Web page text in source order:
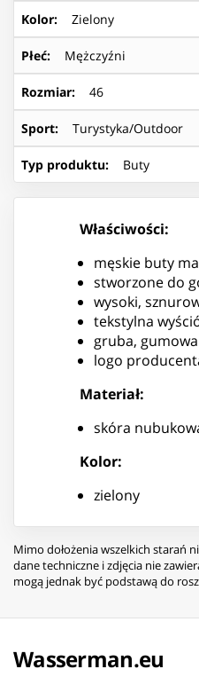
Kolor: Zielony
Płeć: Mężczyźni
Rozmiar: 46
Sport: Turystyka/Outdoor
Typ produktu: Buty
Właściwości:
męskie buty
stworzone do
wysoki,
tekstylna
gruba,
logo
Materiał:
skóra
Kolor:
zielony
Mimo dołożenia wszelkich starań
dane techniczne i zdjęcia nie
mogą jednak być podstawą do
Wasserman.eu